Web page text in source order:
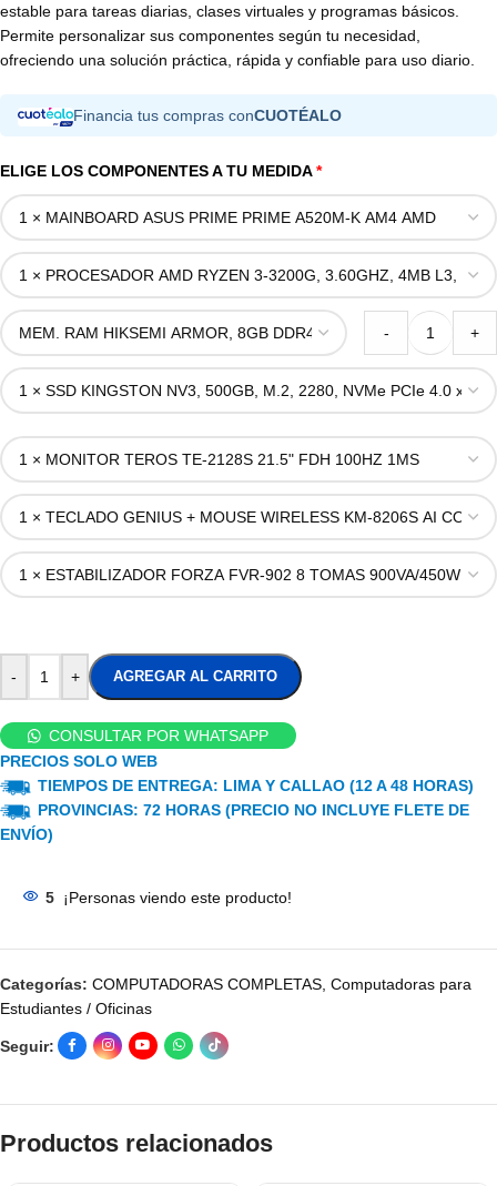
estable para tareas diarias, clases virtuales y programas básicos.
Permite personalizar sus componentes según tu necesidad,
ofreciendo una solución práctica, rápida y confiable para uso diario.
Financia tus compras conCUOTÉALO
ELIGE LOS COMPONENTES A TU MEDIDA
- +
- + AGREGAR AL CARRITO
CONSULTAR POR WHATSAPP
PRECIOS SOLO WEB
TIEMPOS DE ENTREGA: LIMA Y CALLAO (12 A 48 HORAS)
PROVINCIAS: 72 HORAS (PRECIO NO INCLUYE FLETE DE
ENVÍO)
5 ¡Personas viendo este producto!
Categorías: COMPUTADORAS COMPLETAS, Computadoras para
Estudiantes / Oficinas
Seguir:
Productos relacionados